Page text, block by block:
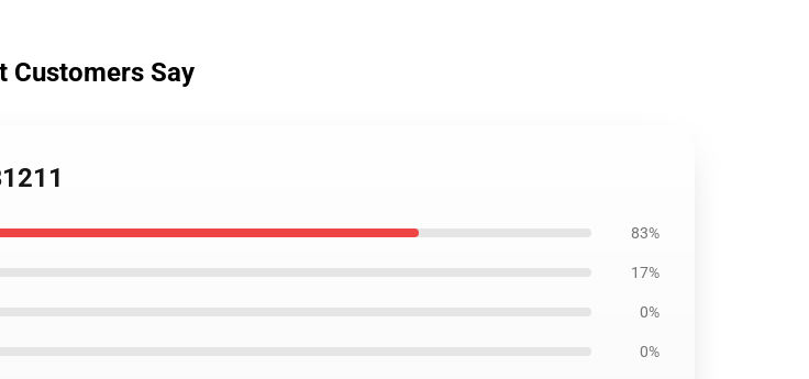
Customers Say
83%
17%
0%
0%